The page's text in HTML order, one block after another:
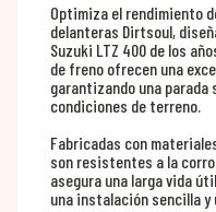
Optimiza el rendimiento
delanteras Dirtsoul,
Suzuki LTZ 400 de los
de freno ofrecen una
garantizando una
condiciones de terreno.
Fabricadas con
son resistentes a la
asegura una larga vida
una instalación sencilla